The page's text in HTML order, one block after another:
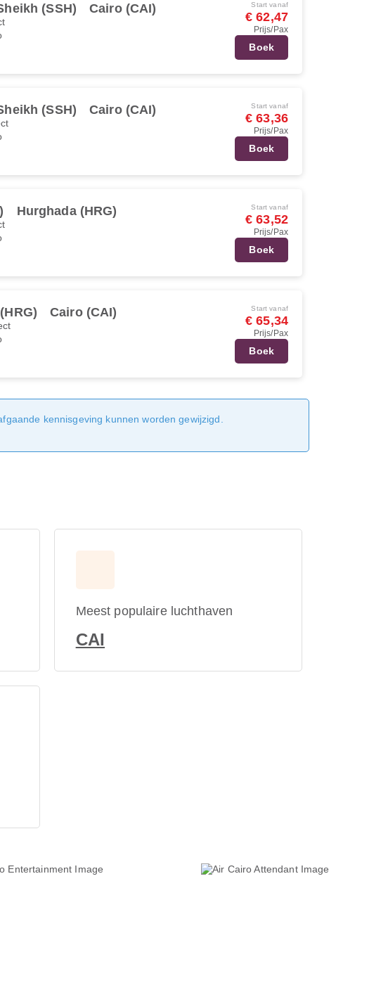
(SSH) Cairo (CAI) Start vanaf
€ 62,47
Prijs/Pax
Boek
(SSH) Cairo (CAI) Start vanaf
€ 63,36
Prijs/Pax
Boek
Hurghada (HRG) Start vanaf
€ 63,52
Prijs/Pax
Boek
Cairo (CAI) Start vanaf
€ 65,34
Prijs/Pax
Boek
kennisgeving kunnen worden gewijzigd.
Meest populaire luchthaven
CAI